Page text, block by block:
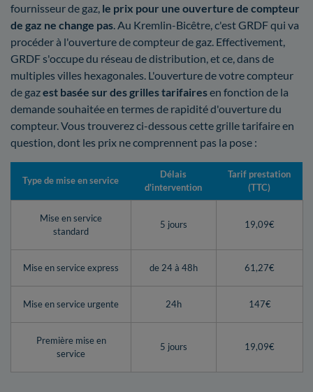
fournisseur de gaz, le prix pour une ouverture de compteur
de gaz ne change pas. Au Kremlin-Bicêtre, c'est GRDF qui va
procéder à l'ouverture de compteur de gaz. Effectivement,
GRDF s'occupe du réseau de distribution, et ce, dans de
multiples villes hexagonales. L'ouverture de votre compteur
de gazest basée sur des grilles tarifairesen fonction de la
demande souhaitée en termes de rapidité d'ouverture du
compteur. Vous trouverez ci-dessous cette grille tarifaire en
question, dont les prix ne comprennent pas la pose :
Type de mise en service
Délais
d'intervention
Tarif prestation
(TTC)
Mise en service
standard
5 jours 19,09€
Mise en service express de 24 à 48h 61,27€
Mise en service urgente 24h 147€
Première mise en
service
5 jours 19,09€